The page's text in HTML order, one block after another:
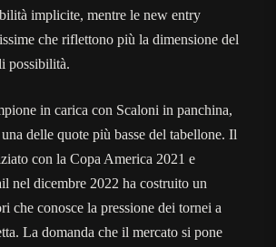
implicite, mentre le new entry
che riflettono più la dimensione del
possibilità.
in carica con Scaloni in panchina,
delle quote più basse del tabellone. Il
con la Copa America 2021 e
nel dicembre 2022 ha costruito un
che conosce la pressione dei tornei a
La domanda che il mercato si pone